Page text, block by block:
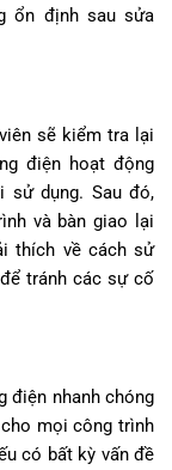
ổn định sau sửa
sẽ kiểm tra lại
điện hoạt động
sử dụng. Sau đó,
và bàn giao lại
thích về cách sử
tránh các sự cố
điện nhanh chóng
mọi công trình
có bất kỳ vấn đề